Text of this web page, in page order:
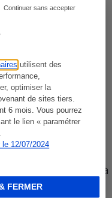
utilisent des
optimiser la
de sites tiers.
6 mois. Vous pourrez
le lien « paramétrer
12/07/2024
Continuer sans accepter
FERMER
propose le
géolocalisés
sur l’ensemble
produits de
sont comparés à